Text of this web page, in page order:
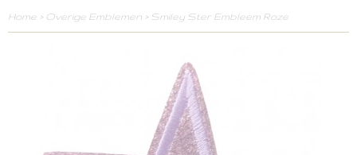
Home > Overige Emblemen > Smiley Ster Embleem Roze